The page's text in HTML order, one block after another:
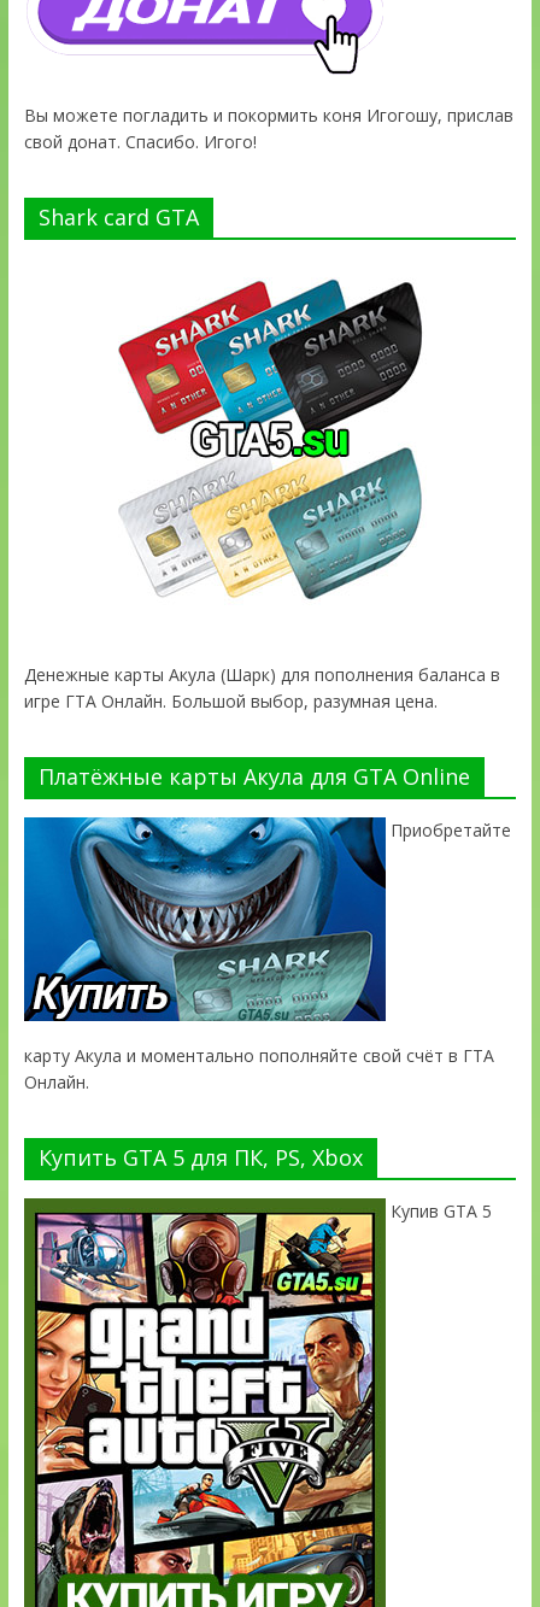
Вы можете погладить и покормить коня Игогошу, прислав
свой донат. Спасибо. Игого!
Shark card GTA
Денежные карты Акула (Шарк) для пополнения баланса в
игре ГТА Онлайн. Большой выбор, разумная цена.
Платёжные карты Акула для GTA Online
Приобретайте
карту Акула и моментально пополняйте свой счёт в ГТА
Онлайн.
Купить GTA 5 для ПК, PS, Xbox
Купив GTA 5